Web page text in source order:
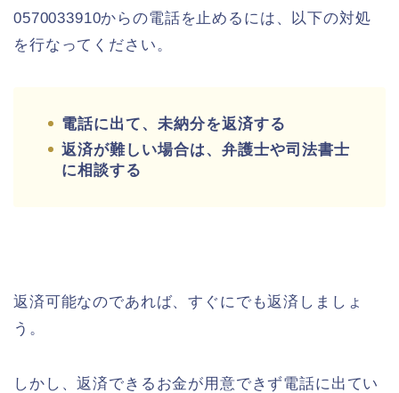
0570033910からの電話を止めるには、以下の対処
を行なってください。
電話に出て、未納分を返済する
返済が難しい場合は、弁護士や司法書士
に相談する
返済可能なのであれば、すぐにでも返済しましょ
う。
しかし、返済できるお金が用意できず電話に出てい